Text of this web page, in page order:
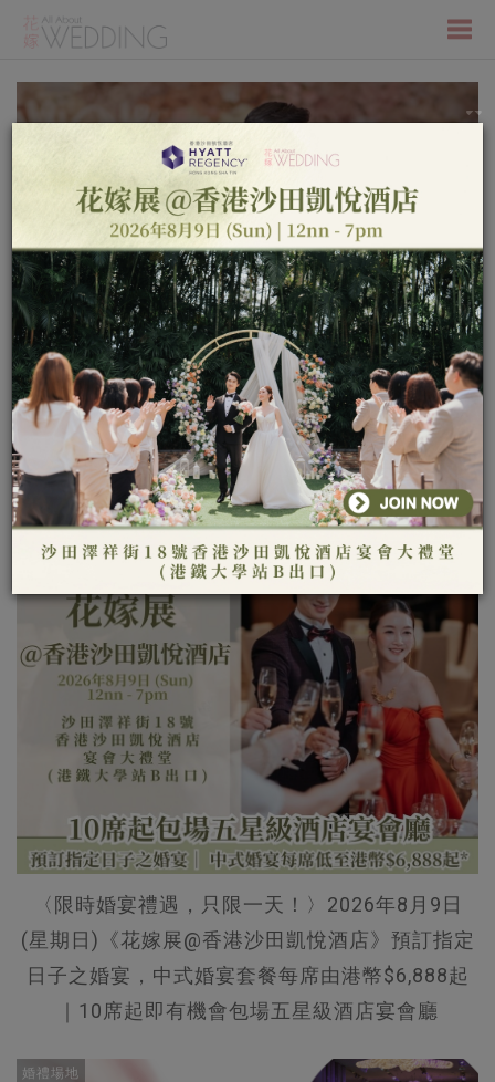
WEDDING VENUE
2026年8月22日 (星期六) 《香港朗廷酒
店 “Make Your Story Our Legacy 真愛
永恆，盡在朗廷” 婚禮諮詢日》當米芝
蓮三星盛宴，遇上高級婚紗訂製的優雅
奢華｜一站式優雅奢華婚宴體驗｜免費
登記
Previous
TOP FEEDS
婚禮場地
〈限時婚宴禮遇，只限一天！〉2026年8月9日
(星期日)《花嫁展@香港沙田凱悅酒店》預訂指定
日子之婚宴，中式婚宴套餐每席由港幣$6,888起
｜10席起即有機會包場五星級酒店宴會廳
婚禮場地
×